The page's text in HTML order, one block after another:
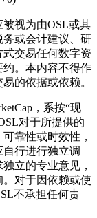
视为由OSL或其
或会计建议、研
交易任何数字资
。本内容不得作
的依据或依赖。
，系按“现
对于所提供的
靠性或时效性，
行进行独立调
立的专业意见，
对于因依赖或使
不承担任何责